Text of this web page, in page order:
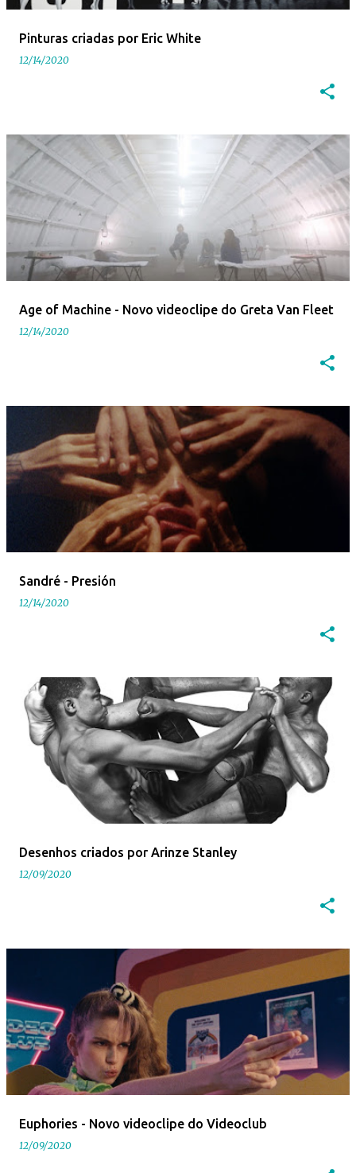
Pinturas criadas por Eric White
12/14/2020
Age of Machine - Novo videoclipe do Greta Van Fleet
12/14/2020
Sandré - Presión
12/14/2020
Desenhos criados por Arinze Stanley
12/09/2020
Euphories - Novo videoclipe do Videoclub
12/09/2020